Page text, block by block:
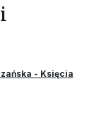
- Księcia